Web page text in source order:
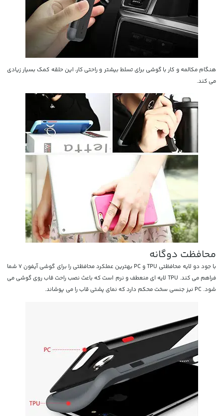
هنگام مکالمه و کار با گوشی برای تسلط بیشتر و راحتی کار، این حلقه کمک بسیار زیادی
می کند.
محافظت دوگانه
با جود دو لایه محافظتی TPU و PC بهترین عملکرد محافظتی را برای گوشی آیفون 7 شما
فراهم می کند. TPU لایه ای منعطف و نرم است که باعث نصب راحت قاب روی گوشی می
شود. PC نیز جنسی سخت محکم دارد که نمای پشتی قاب را می پوشاند.